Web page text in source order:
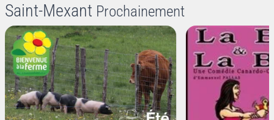
Saint-Mexant Prochainement